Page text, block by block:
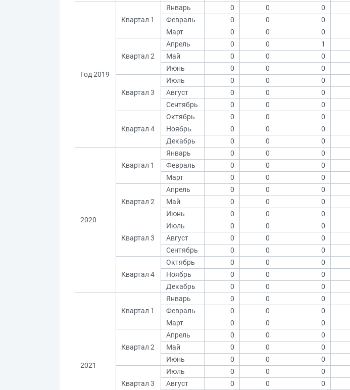
Год 2019
Квартал 1
Январь 0 0 0
Февраль
0 0 0
Март
0 0 0
Квартал 2
Апрель 0 0 1
Май
0 0 0
Июнь
0 0 0
Квартал 3
Июль 0 0 0
Август
0 0 0
Сентябрь
0 0 0
Квартал 4
Октябрь 0 0 0
Ноябрь
0 0 0
Декабрь
0 0 0
2020
Квартал 1
Январь 0 0 0
Февраль
0 0 0
Март
0 0 0
Квартал 2
Апрель 0 0 0
Май
0 0 0
Июнь
0 0 0
Квартал 3
Июль 0 0 0
Август
0 0 0
Сентябрь
0 0 0
Квартал 4
Октябрь 0 0 0
Ноябрь
0 0 0
Декабрь
0 0 0
2021
Квартал 1
Январь 0 0 0
Февраль
0 0 0
Март
0 0 0
Квартал 2
Апрель 0 0 0
Май
0 0 0
Июнь
0 0 0
Квартал 3
Июль 0 0 0
Август
0 0 0